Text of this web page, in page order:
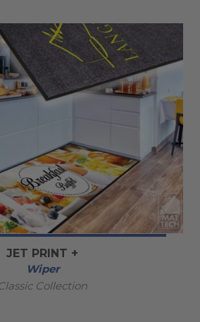
JET PRINT +
Wiper
Collection